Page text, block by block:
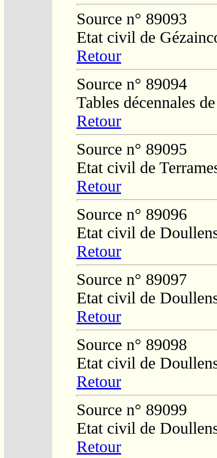
Source n° 89093
Etat civil de
Retour
Source n° 89094
Tables décennales
Retour
Source n° 89095
Etat civil de
Retour
Source n° 89096
Etat civil de
Retour
Source n° 89097
Etat civil de
Retour
Source n° 89098
Etat civil de
Retour
Source n° 89099
Etat civil de
Retour